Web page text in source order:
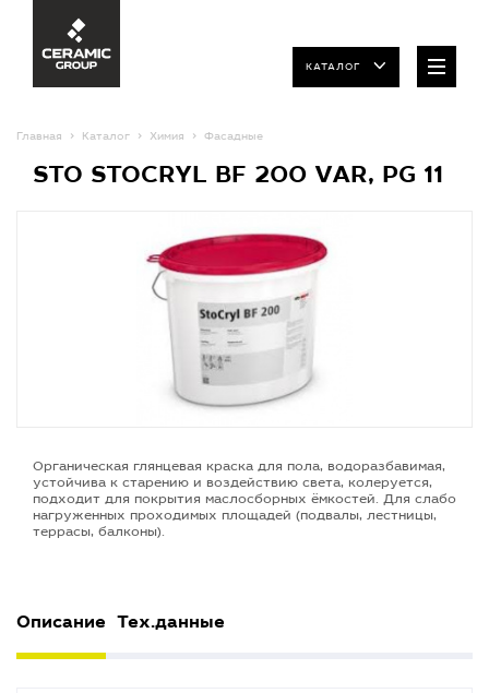
КАТАЛОГ
Главная Каталог Химия Фасадные
STO STOCRYL BF 200 VAR, PG 11
Органическая глянцевая краска для пола, водоразбавимая,
устойчива к старению и воздействию света, колеруется,
подходит для покрытия маслосборных ёмкостей. Для слабо
нагруженных проходимых площадей (подвалы, лестницы,
террасы, балконы).
Описание Тех.данные